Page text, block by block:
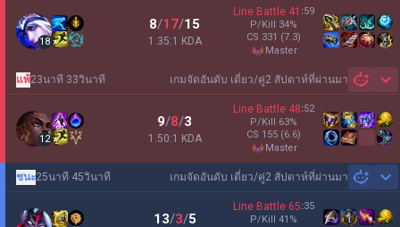
18
8/17/15
1.35:1 KDA
Line Battle 41 :59
P/Kill 34%
CS 331 (7.3)
master
เกมจัดอันดับ เดี่ยว/คู่2 สัปดาห์ที่ผ่านมา
แพ้23นาที 33วินาที
12
9/8/3
1.50:1 KDA
Line Battle 48:52
P/Kill 63%
CS 155 (6.6)
master
เกมจัดอันดับ เดี่ยว/คู่2 สัปดาห์ที่ผ่านมา
ชนะ25นาที 45วินาที
13/3/5
Line Battle 65:35
P/Kill 41 %